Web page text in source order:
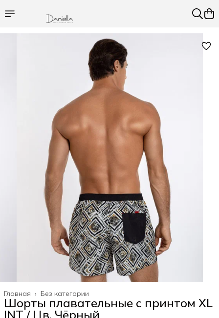
Без категории
Главная ›
Шорты плавательные с принтом XL
INT / Цв. Чёрный